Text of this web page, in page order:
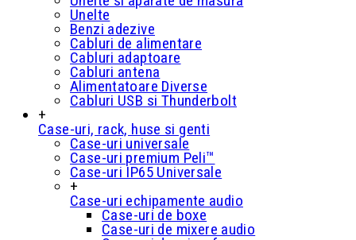
Unelte
Benzi adezive
Cabluri de alimentare
Cabluri adaptoare
Cabluri antena
Alimentatoare Diverse
Cabluri USB si Thunderbolt
+
Case-uri, rack, huse si genti
Case-uri universale
Case-uri premium Peli™
Case-uri IP65 Universale
+
Case-uri echipamente audio
Case-uri de boxe
Case-uri de mixere audio